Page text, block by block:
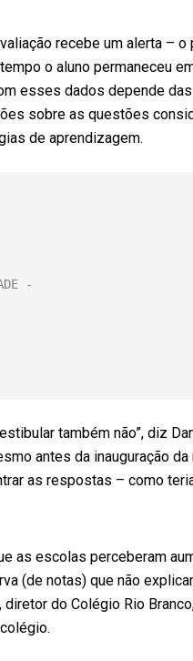
recebe um alerta –
o aluno permaneceu
esses dados depende
sobre as questões
de aprendizagem.
também não”, diz
antes da inauguração
as respostas – como
as escolas perceberam
(de notas) que não
do Colégio Rio